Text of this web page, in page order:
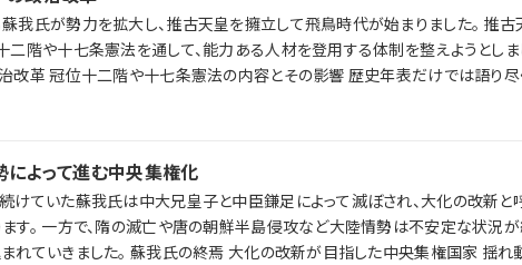
が勢力を拡大し、推古天皇を擁立して飛鳥時代が始まりました。 推古天皇の
二階や十七条憲法を通して、能力ある人材を登用する体制を整えようとしま
略。そして後の時代への影響を、ラジレキが独自解説します。
よって進む中央集権化
けていた蘇我氏は中大兄皇子と中臣鎌足によって滅ぼされ、大化の改新と
況が続き、百
が目指した中央集権国家 揺れ動く海外